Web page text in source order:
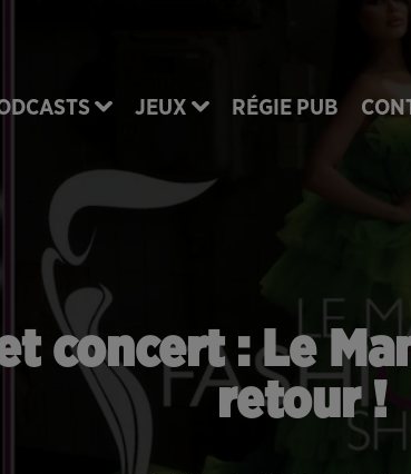
JEUX RÉGIE PUB
concert : Le
retour !